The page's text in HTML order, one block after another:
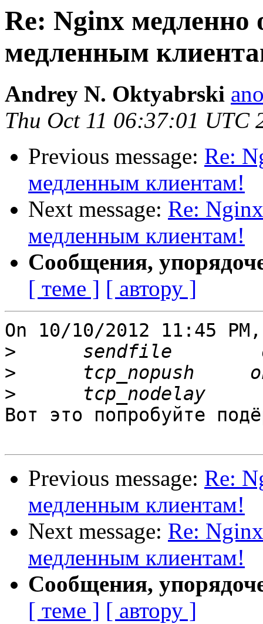
Re: Nginx медленно
медленным
Andrey N. Oktyabrski
Thu Oct 11 06:37:01 UTC
Previous message: Re:
медленным клиентам!
Next message: Re:
медленным клиентам!
Сообщения,
[ теме ] [ автору ]
On 10/10/2012 11:45
>
>
>
Вот это попробуйте
Previous message: Re:
медленным клиентам!
Next message: Re:
медленным клиентам!
Сообщения,
[ теме ] [ автору ]